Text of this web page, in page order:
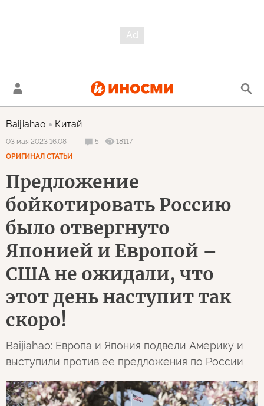
Baijiahao Китай
03 мая 2023 16:08 5
18117
ОРИГИНАЛ СТАТЬИ
Предложение
бойкотировать Россию
было отвергнуто
Японией и Европой –
США не ожидали, что
этот день наступит так
скоро!
Baijiahao: Европа и Япония подвели Америку и
выступили против ее предложения по России